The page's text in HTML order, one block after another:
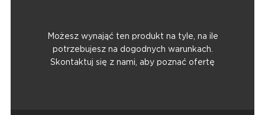
Możesz wynająć ten produkt na tyle, na ile
potrzebujesz na dogodnych warunkach.
Skontaktuj się z nami, aby poznać ofertę